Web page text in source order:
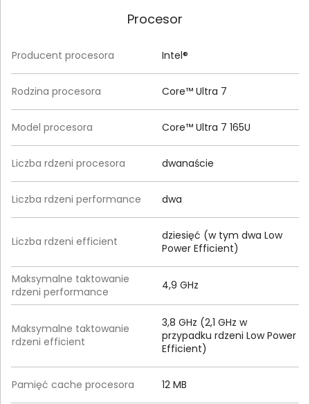
Procesor
Producent procesora Intel®
Rodzina procesora Core™ Ultra 7
Model procesora Core™ Ultra 7 165U
Liczba rdzeni procesora dwanaście
Liczba rdzeni performance dwa
Liczba rdzeni efficient
dziesięć (w tym dwa Low
Power Efficient)
Maksymalne taktowanie
rdzeni performance
4,9 GHz
Maksymalne taktowanie
rdzeni efficient
3,8 GHz (2,1 GHz w
przypadku rdzeni Low Power
Efficient)
Pamięć cache procesora 12 MB